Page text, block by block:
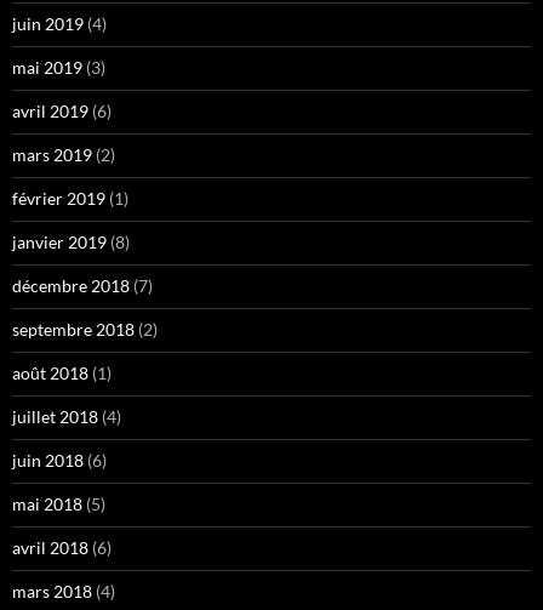
juin 2019 (4)
mai 2019 (3)
avril 2019 (6)
mars 2019 (2)
février 2019 (1)
janvier 2019 (8)
décembre 2018 (7)
septembre 2018 (2)
août 2018 (1)
juillet 2018 (4)
juin 2018 (6)
mai 2018 (5)
avril 2018 (6)
mars 2018 (4)